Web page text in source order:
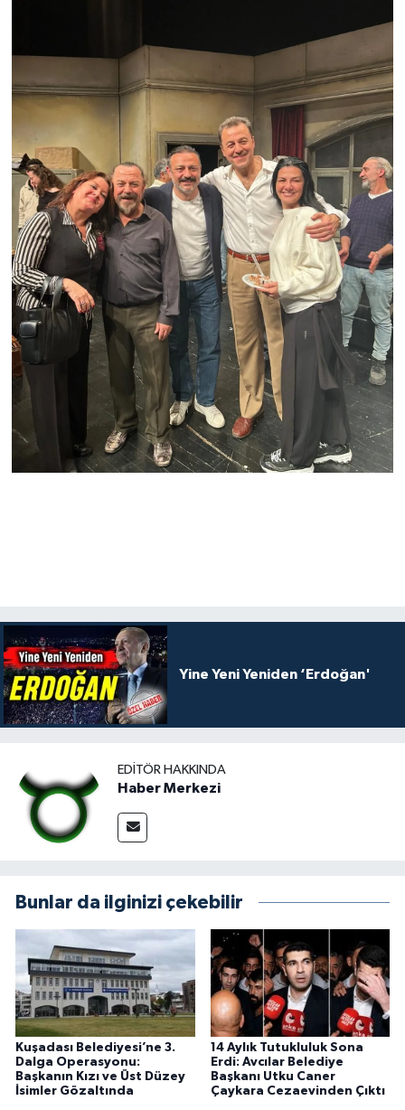
Yine Yeni Yeniden ‘Erdoğan'
EDITÖR HAKKINDA
Haber Merkezi
Bunlar da ilginizi çekebilir
Kuşadası Belediyesi’ne 3.
Dalga Operasyonu:
Başkanın Kızı ve Üst Düzey
İsimler Gözaltında
14 Aylık Tutukluluk Sona
Erdi: Avcılar Belediye
Başkanı Utku Caner
Çaykara Cezaevinden Çıktı